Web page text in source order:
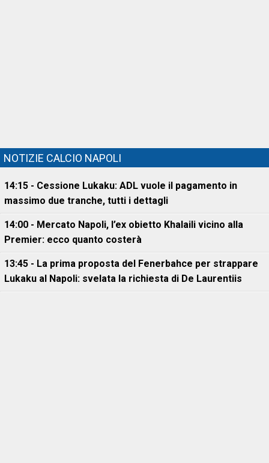
NOTIZIE CALCIO NAPOLI
14:15 - Cessione Lukaku: ADL vuole il pagamento in
massimo due tranche, tutti i dettagli
14:00 - Mercato Napoli, l’ex obietto Khalaili vicino alla
Premier: ecco quanto costerà
13:45 - La prima proposta del Fenerbahce per strappare
Lukaku al Napoli: svelata la richiesta di De Laurentiis